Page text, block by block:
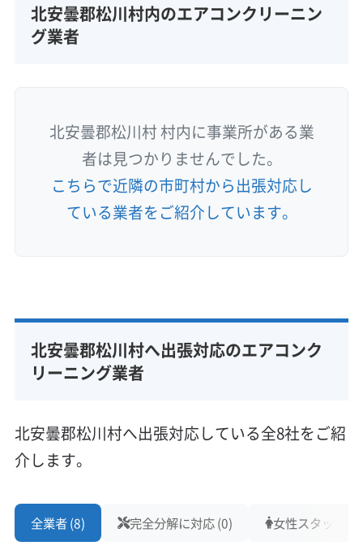
北安曇郡松川村内のエアコンクリーニン
グ業者
北安曇郡松川村 村内に事業所がある業
者は見つかりませんでした。
こちらで近隣の市町村から出張対応し
ている業者をご紹介しています。
北安曇郡松川村へ出張対応のエアコンク
リーニング業者
北安曇郡松川村へ出張対応している全8社をご紹
介します。
全業者 (8) 完全分解に対応 (0) 女性スタッフ在